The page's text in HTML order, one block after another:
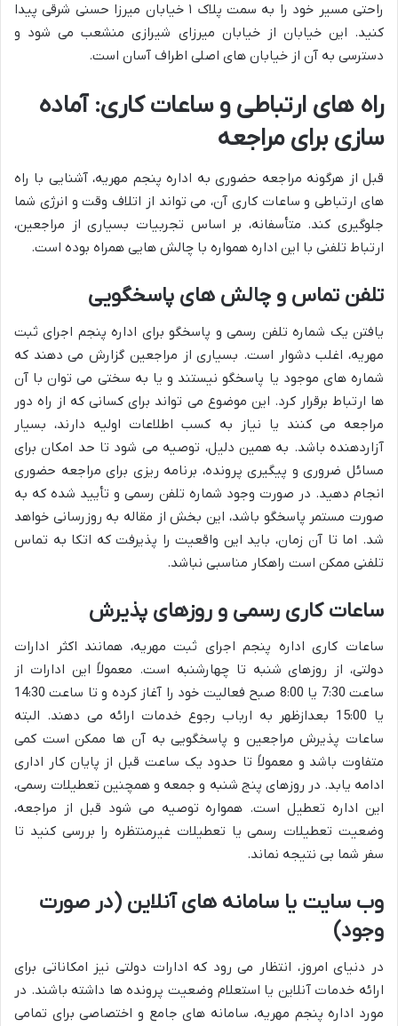
راحتی مسیر خود را به سمت پلاک ۱ خیابان میرزا حسنی شرقی پیدا
کنید. این خیابان از خیابان میرزای شیرازی منشعب می شود و
دسترسی به آن از خیابان های اصلی اطراف آسان است.
راه های ارتباطی و ساعات کاری: آماده
سازی برای مراجعه
قبل از هرگونه مراجعه حضوری به اداره پنجم مهریه، آشنایی با راه
های ارتباطی و ساعات کاری آن، می تواند از اتلاف وقت و انرژی شما
جلوگیری کند. متأسفانه، بر اساس تجربیات بسیاری از مراجعین،
ارتباط تلفنی با این اداره همواره با چالش هایی همراه بوده است.
تلفن تماس و چالش های پاسخگویی
یافتن یک شماره تلفن رسمی و پاسخگو برای اداره پنجم اجرای ثبت
مهریه، اغلب دشوار است. بسیاری از مراجعین گزارش می دهند که
شماره های موجود یا پاسخگو نیستند و یا به سختی می توان با آن
ها ارتباط برقرار کرد. این موضوع می تواند برای کسانی که از راه دور
مراجعه می کنند یا نیاز به کسب اطلاعات اولیه دارند، بسیار
آزاردهنده باشد. به همین دلیل، توصیه می شود تا حد امکان برای
مسائل ضروری و پیگیری پرونده، برنامه ریزی برای مراجعه حضوری
انجام دهید. در صورت وجود شماره تلفن رسمی و تأیید شده که به
صورت مستمر پاسخگو باشد، این بخش از مقاله به روزرسانی خواهد
شد. اما تا آن زمان، باید این واقعیت را پذیرفت که اتکا به تماس
تلفنی ممکن است راهکار مناسبی نباشد.
ساعات کاری رسمی و روزهای پذیرش
ساعات کاری اداره پنجم اجرای ثبت مهریه، همانند اکثر ادارات
دولتی، از روزهای شنبه تا چهارشنبه است. معمولاً این ادارات از
ساعت 7:30 یا 8:00 صبح فعالیت خود را آغاز کرده و تا ساعت 14:30
یا 15:00 بعدازظهر به ارباب رجوع خدمات ارائه می دهند. البته
ساعات پذیرش مراجعین و پاسخگویی به آن ها ممکن است کمی
متفاوت باشد و معمولاً تا حدود یک ساعت قبل از پایان کار اداری
ادامه یابد. در روزهای پنج شنبه و جمعه و همچنین تعطیلات رسمی،
این اداره تعطیل است. همواره توصیه می شود قبل از مراجعه،
وضعیت تعطیلات رسمی یا تعطیلات غیرمنتظره را بررسی کنید تا
سفر شما بی نتیجه نماند.
وب سایت یا سامانه های آنلاین (در صورت
وجود)
در دنیای امروز، انتظار می رود که ادارات دولتی نیز امکاناتی برای
ارائه خدمات آنلاین یا استعلام وضعیت پرونده ها داشته باشند. در
مورد اداره پنجم مهریه، سامانه های جامع و اختصاصی برای تمامی